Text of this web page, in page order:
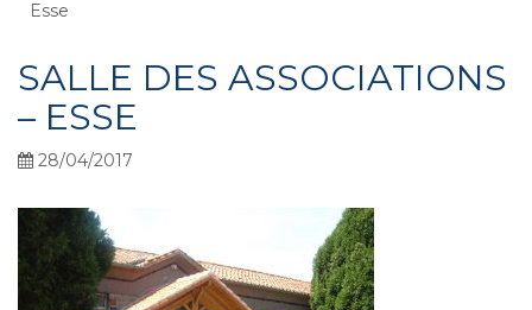
SALLE DES ASSOCIATIONS
– ESSE
28/04/2017